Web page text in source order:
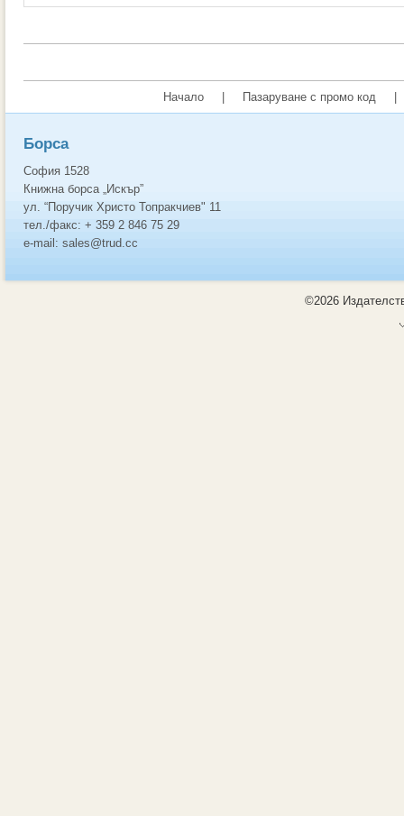
Начало Пазаруване с промо код
Борса
София 1528
Книжна борса „Искър”
ул. “Поручик Христо Топракчиев" 11
тел./факс: + 359 2 846 75 29
e-mail: sales@trud.cc
©2026